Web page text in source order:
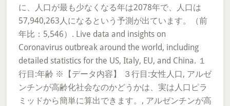
に、人口が最も少なくなる年は2078年で、人口は
57,940,263人になるという予測が出ています。（前
年比：5,546）. Live data and insights on
Coronavirus outbreak around the world, including
detailed statistics for the US, Italy, EU, and China. １
行目:年齢 ※【データ内容】 ３行目:女性人口, アルゼ
ンチンが高齢化社会なのかどうかは、実は人口ピラ
ミッドから簡単に算出できます。, アルゼンチンが高